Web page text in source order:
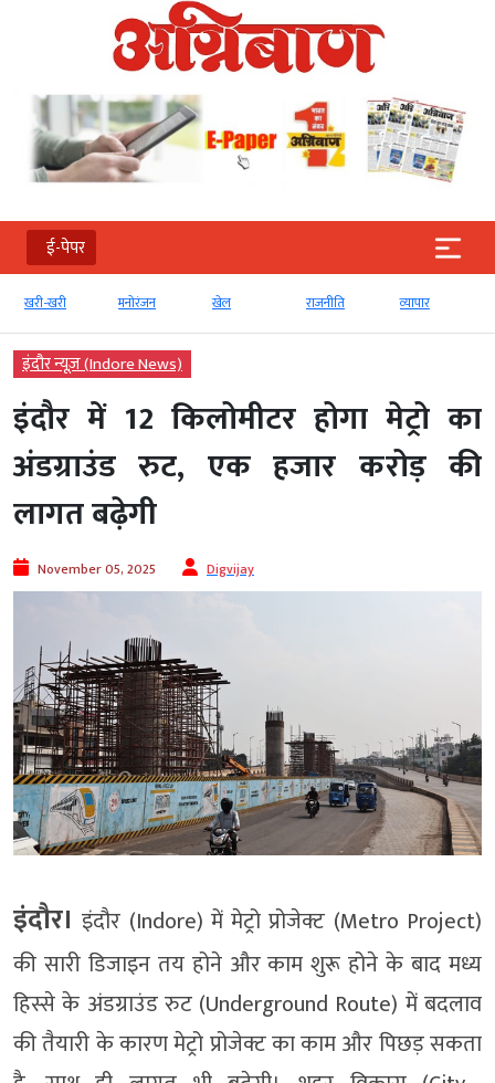
ई-पेपर
खरी-खरी मनोरंजन खेल राजनीति व्‍यापार
इंदौर न्यूज़ (Indore News)
इंदौर में 12 किलोमीटर होगा मेट्रो का
अंडग्राउंड रुट, एक हजार करोड़ की
लागत बढ़ेगी
November 05, 2025 Digvijay
इंदौर। इंदौर (Indore) में मेट्रो प्रोजेक्ट (Metro Project)
की सारी डिजाइन तय होने और काम शुरू होने के बाद मध्य
हिस्से के अंडग्राउंड रुट (Underground Route) में बदलाव
की तैयारी के कारण मेट्रो प्रोजेक्ट का काम और पिछड़ सकता